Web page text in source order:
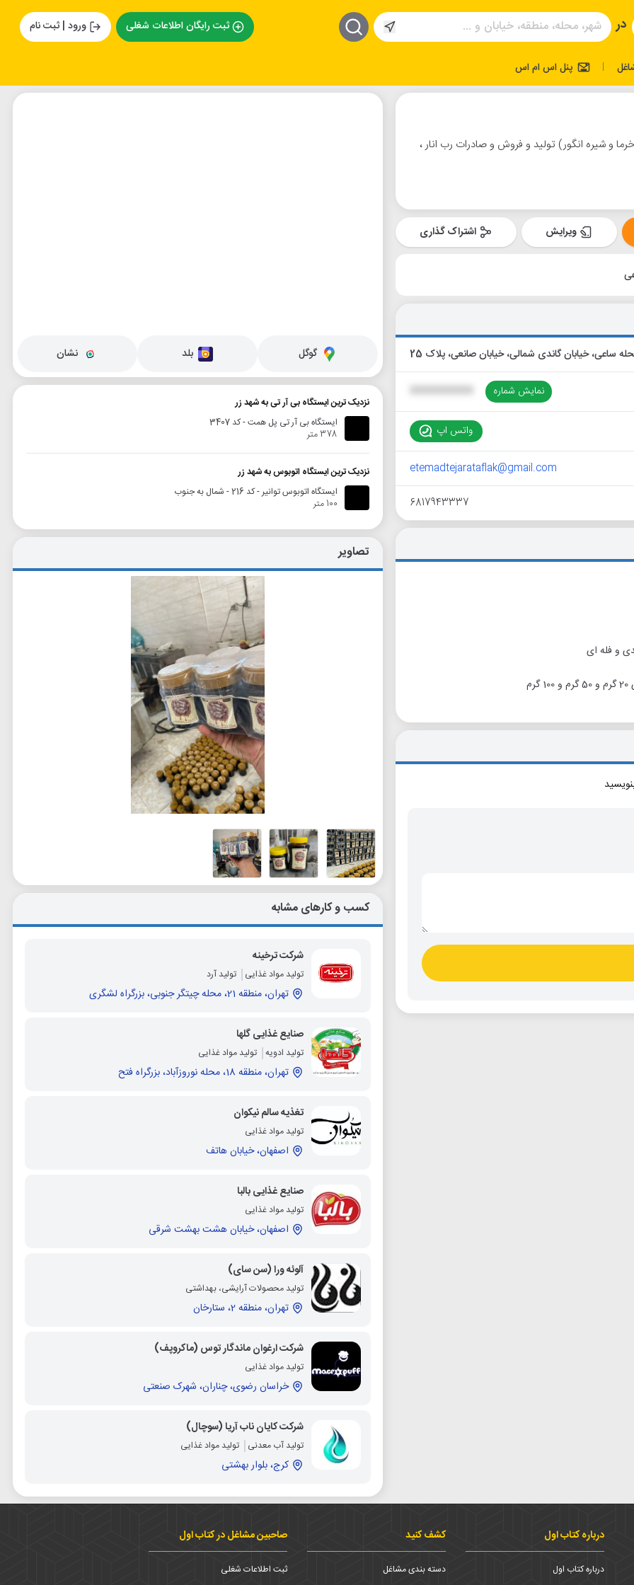
در ثبت رایگان اطلاعات شغلی ورود | ثبت نام
| پنل اس ام اس
و شیره انگور) تولید و فروش و صادرات رب انار ،
ویرایش اشتراک گذاری
نمایش شماره XXXXXXXXXX
واتس اپ
etemadtejarataflak@gmail.com
6817943337
و فله ای
گوگل بلد نشان
نزدیک ترین ایستگاه بی آر تی به شهد زر
ایستگاه بی آر تی پل همت - کد 3407
378 متر
نزدیک ترین ایستگاه اتوبوس به شهد زر
ایستگاه اتوبوس توانیر - کد 216 - شمال به جنوب
100 متر
تصاویر
کسب و کارهای مشابه
شرکت ترخینه
تولید مواد غذایی تولید آرد
تهران، منطقه 21، محله چیتگر جنوبی، بزرگراه لشگری
صنایع غذایی گلها
تولید ادویه تولید مواد غذایی
تهران، منطقه 18، محله نوروزآباد، بزرگراه فتح
تغذیه سالم نیکوان
تولید مواد غذایی
اصفهان، خیابان هاتف
صنایع غذایی بالبا
تولید مواد غذایی
اصفهان، خیابان هشت بهشت شرقی
آلوئه ورا (سن سای)
تولید محصولات آرایشی، بهداشتی
تهران، منطقه 2، ستارخان
شرکت ارغوان ماندگار توس (ماکروپف)
تولید مواد غذایی
خراسان رضوی، چناران، شهرک صنعتی
شرکت کایان ناب آریا (سوچال)
تولید آب معدنی تولید مواد غذایی
کرج، بلوار بهشتی
درباره کتاب اول
درباره کتاب اول
کشف کنید
دسته بندی مشاغل
صاحبین مشاغل در کتاب اول
ثبت اطلاعات شغلی